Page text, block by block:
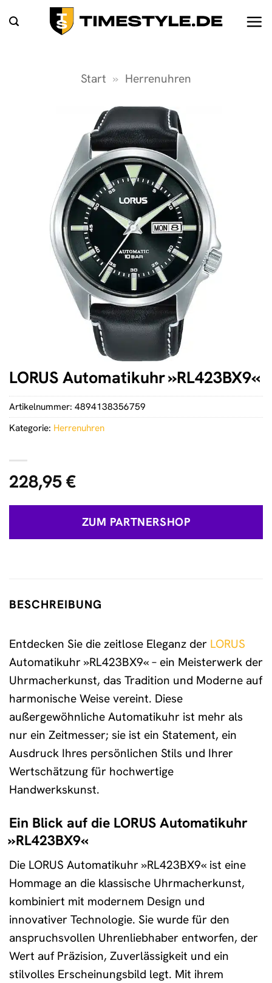
Inhalt
Start » Herrenuhren
LORUS Automatikuhr »RL423BX9«
228,95€
ZUM PARTNERSHOP
Artikelnummer: 4894138356759
Kategorie: Herrenuhren
BESCHREIBUNG
Entdecken Sie die zeitlose Eleganz der LORUS
Automatikuhr »RL423BX9« – ein Meisterwerk der
Uhrmacherkunst, das Tradition und Moderne auf
harmonische Weise vereint. Diese
außergewöhnliche Automatikuhr ist mehr als
nur ein Zeitmesser; sie ist ein Statement, ein
Ausdruck Ihres persönlichen Stils und Ihrer
Wertschätzung für hochwertige
Handwerkskunst.
Ein Blick auf die LORUS Automatikuhr
»RL423BX9«
Die LORUS Automatikuhr »RL423BX9« ist eine
Hommage an die klassische Uhrmacherkunst,
kombiniert mit modernem Design und
innovativer Technologie. Sie wurde für den
anspruchsvollen Uhrenliebhaber entworfen, der
Wert auf Präzision, Zuverlässigkeit und ein
stilvolles Erscheinungsbild legt. Mit ihrem